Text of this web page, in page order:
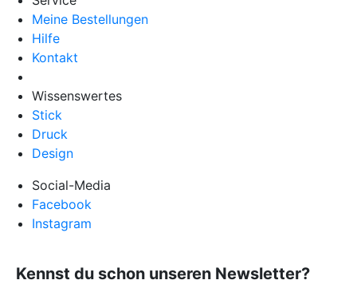
Meine Bestellungen
Hilfe
Kontakt
Wissenswertes
Stick
Druck
Design
Social-Media
Facebook
Instagram
Kennst du schon unseren Newsletter?